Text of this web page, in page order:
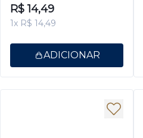
R$ 14,49
1x R$ 14,49
ADICIONAR